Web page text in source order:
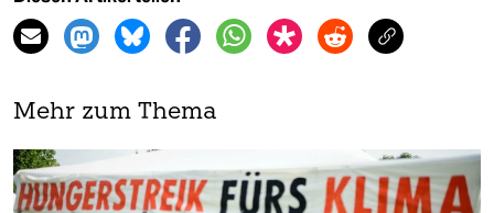
Mehr zum Thema